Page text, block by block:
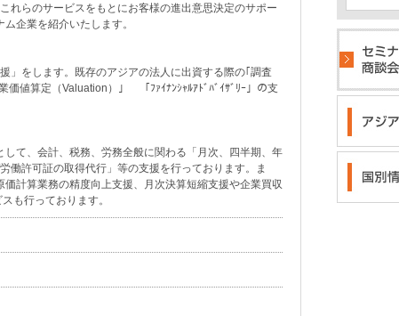
れらのサービスをもとにお客様の進出意思決定のサポー
企業を紹介いたします。
」をします。既存のアジアの法人に出資する際の｢調査
値算定（Valuation）」 「ﾌｧｲﾅﾝｼｬﾙｱﾄﾞﾊﾞｲｻﾞﾘｰ」の支
て、会計、税務、労務全般に関わる「月次、四半期、年
働許可証の取得代行」等の支援を行っております。ま
計算業務の精度向上支援、月次決算短縮支援や企業買収
も行っております。